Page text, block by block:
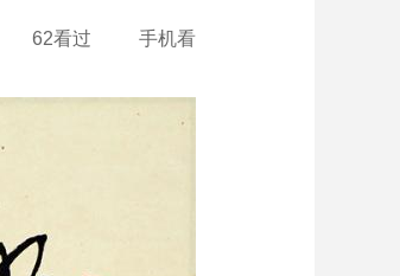
62看过 手机看